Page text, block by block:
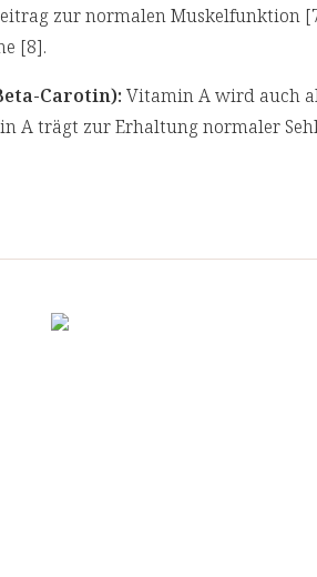
zur normalen Muskelfunktion
[8].
Carotin): Vitamin A wird auch
A trägt zur Erhaltung normaler
C und Zink sind außerdem wichtige
einer normalen Muskelfunktion bei.